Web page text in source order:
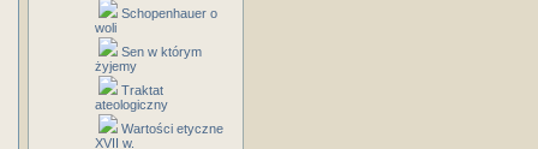
Schopenhauer o
woli
Sen w którym
żyjemy
Traktat
ateologiczny
Wartości etyczne
XVII w.